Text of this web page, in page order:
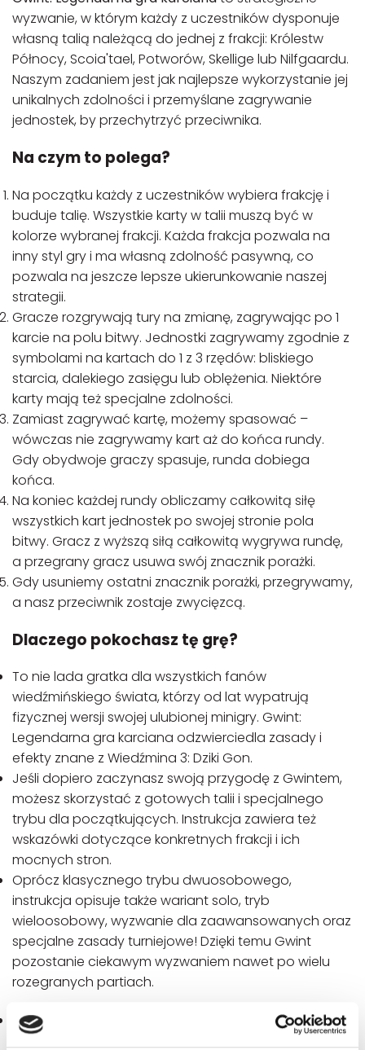
wyzwanie, w którym każdy z uczestników dysponuje
własną talią należącą do jednej z frakcji: Królestw
Północy, Scoia'tael, Potworów, Skellige lub Nilfgaardu.
Naszym zadaniem jest jak najlepsze wykorzystanie jej
unikalnych zdolności i przemyślane zagrywanie
jednostek, by przechytrzyć przeciwnika.
Na czym to polega?
Na początku każdy z uczestników wybiera frakcję i
buduje talię. Wszystkie karty w talii muszą być w
kolorze wybranej frakcji. Każda frakcja pozwala na
inny styl gry i ma własną zdolność pasywną, co
pozwala na jeszcze lepsze ukierunkowanie naszej
strategii.
Gracze rozgrywają tury na zmianę, zagrywając po 1
karcie na polu bitwy. Jednostki zagrywamy zgodnie z
symbolami na kartach do 1 z 3 rzędów: bliskiego
starcia, dalekiego zasięgu lub oblężenia. Niektóre
karty mają też specjalne zdolności.
Zamiast zagrywać kartę, możemy spasować –
wówczas nie zagrywamy kart aż do końca rundy.
Gdy obydwoje graczy spasuje, runda dobiega
końca.
Na koniec każdej rundy obliczamy całkowitą siłę
wszystkich kart jednostek po swojej stronie pola
bitwy. Gracz z wyższą siłą całkowitą wygrywa rundę,
a przegrany gracz usuwa swój znacznik porażki.
Gdy usuniemy ostatni znacznik porażki, przegrywamy,
a nasz przeciwnik zostaje zwycięzcą.
Dlaczego pokochasz tę grę?
To nie lada gratka dla wszystkich fanów
wiedźmińskiego świata, którzy od lat wypatrują
fizycznej wersji swojej ulubionej minigry. Gwint:
Legendarna gra karciana odzwierciedla zasady i
efekty znane z Wiedźmina 3: Dziki Gon.
Jeśli dopiero zaczynasz swoją przygodę z Gwintem,
możesz skorzystać z gotowych talii i specjalnego
trybu dla początkujących. Instrukcja zawiera też
wskazówki dotyczące konkretnych frakcji i ich
mocnych stron.
Oprócz klasycznego trybu dwuosobowego,
instrukcja opisuje także wariant solo, tryb
wieloosobowy, wyzwanie dla zaawansowanych oraz
specjalne zasady turniejowe! Dzięki temu Gwint
pozostanie ciekawym wyzwaniem nawet po wielu
rozegranych partiach.
Zawartość: